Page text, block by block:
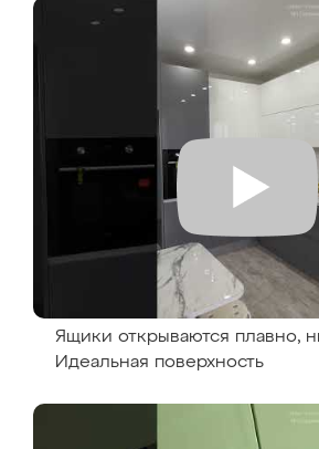
Ящики открываются плавно,
Идеальная поверхность